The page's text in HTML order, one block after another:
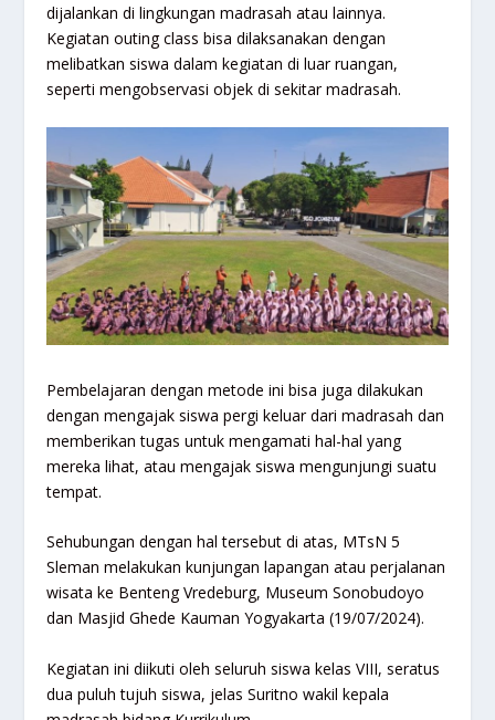
dijalankan di lingkungan madrasah atau lainnya.
Kegiatan outing class bisa dilaksanakan dengan
melibatkan siswa dalam kegiatan di luar ruangan,
seperti mengobservasi objek di sekitar madrasah.
Pembelajaran dengan metode ini bisa juga dilakukan
dengan mengajak siswa pergi keluar dari madrasah dan
memberikan tugas untuk mengamati hal-hal yang
mereka lihat, atau mengajak siswa mengunjungi suatu
tempat.
Sehubungan dengan hal tersebut di atas, MTsN 5
Sleman melakukan kunjungan lapangan atau perjalanan
wisata ke Benteng Vredeburg, Museum Sonobudoyo
dan Masjid Ghede Kauman Yogyakarta (19/07/2024).
Kegiatan ini diikuti oleh seluruh siswa kelas VIII, seratus
dua puluh tujuh siswa, jelas Suritno wakil kepala